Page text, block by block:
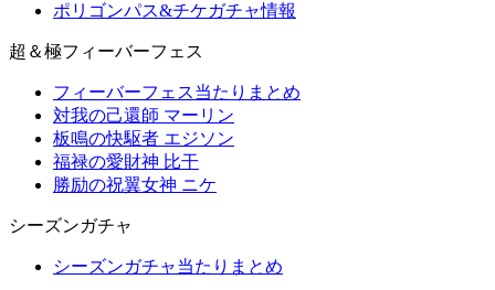
ポリゴンパス&チケガチャ情報
超＆極フィーバーフェス
フィーバーフェス当たりまとめ
対我の己還師 マーリン
板鳴の快駆者 エジソン
福禄の愛財神 比干
勝励の祝翼女神 ニケ
シーズンガチャ
シーズンガチャ当たりまとめ